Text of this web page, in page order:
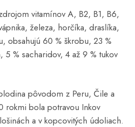
vitamínov A, B2, B1, B6,
železa, horčíka, draslíka,
obsahujú 60 % škrobu, 23 %
5 % sacharidov, 4 až 9 % tukov
pôvodom z Peru, Čile a
rokmi bola potravou Inkov
a v kopcovitých údoliach.